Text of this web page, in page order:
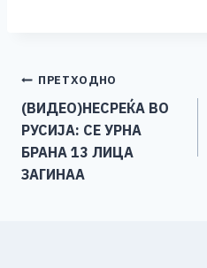
b
o
o
k
n
g
er
Навигација
на
напис
ПРЕТХОДНО
(ВИДЕО)НЕСРЕЌА ВО
РУСИЈА: СЕ УРНА
БРАНА 13 ЛИЦА
ЗАГИНАА